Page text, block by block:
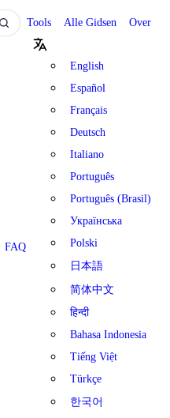
Tools Alle Gidsen Over
FAQ
English
Español
Français
Deutsch
Italiano
Português
Português (Brasil)
Українська
Polski
日本語
简体中文
हिन्दी
Bahasa Indonesia
Tiếng Việt
Türkçe
한국어